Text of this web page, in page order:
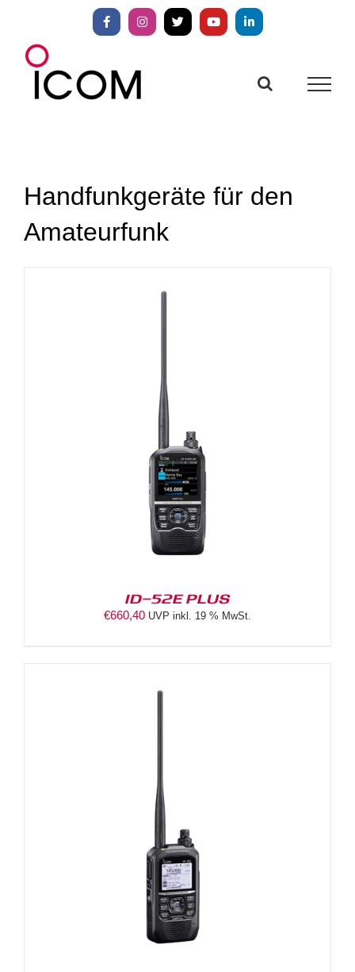
springen
FacebookInstagram
X YouTubeLinkedIn
Handfunkgeräte für den
Amateurfunk
ID-52E PLUS
€660,40 UVP inkl. 19 % MwSt.